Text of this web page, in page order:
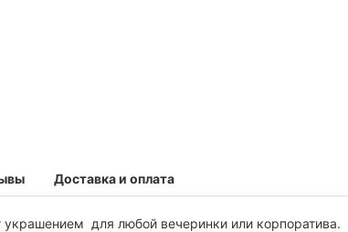
украшением для любой вечеринки или корпоратива.
Доставка и оплата